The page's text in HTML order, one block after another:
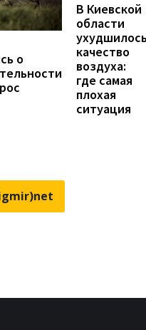
о
В Киевской
области
качество
воздуха:
где самая
плохая
ситуация